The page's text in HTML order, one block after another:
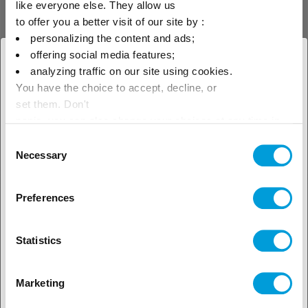
like everyone else. They allow us
to offer you a better visit of our site by :
personalizing the content and ads;
offering social media features;
analyzing traffic on our site using cookies.
You have the choice to accept, decline, or
set them. Don't
Selection
Necessary
Preferences
Statistics
Marketing
× Cerrar
Seleccione su ubicación para
Etiquetas para instalaciones
Las etiquetas para instalaciones
se fabrican como deferencia
comercial para ciertas
climalife.es@climalife.dehon.co